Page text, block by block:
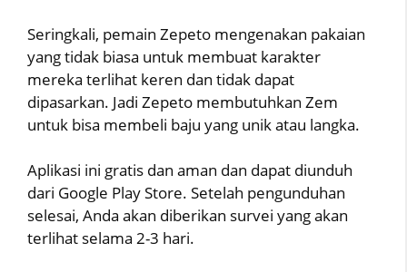
Seringkali, pemain Zepeto mengenakan pakaian
yang tidak biasa untuk membuat karakter
mereka terlihat keren dan tidak dapat
dipasarkan. Jadi Zepeto membutuhkan Zem
untuk bisa membeli baju yang unik atau langka.
Aplikasi ini gratis dan aman dan dapat diunduh
dari Google Play Store. Setelah pengunduhan
selesai, Anda akan diberikan survei yang akan
terlihat selama 2-3 hari.